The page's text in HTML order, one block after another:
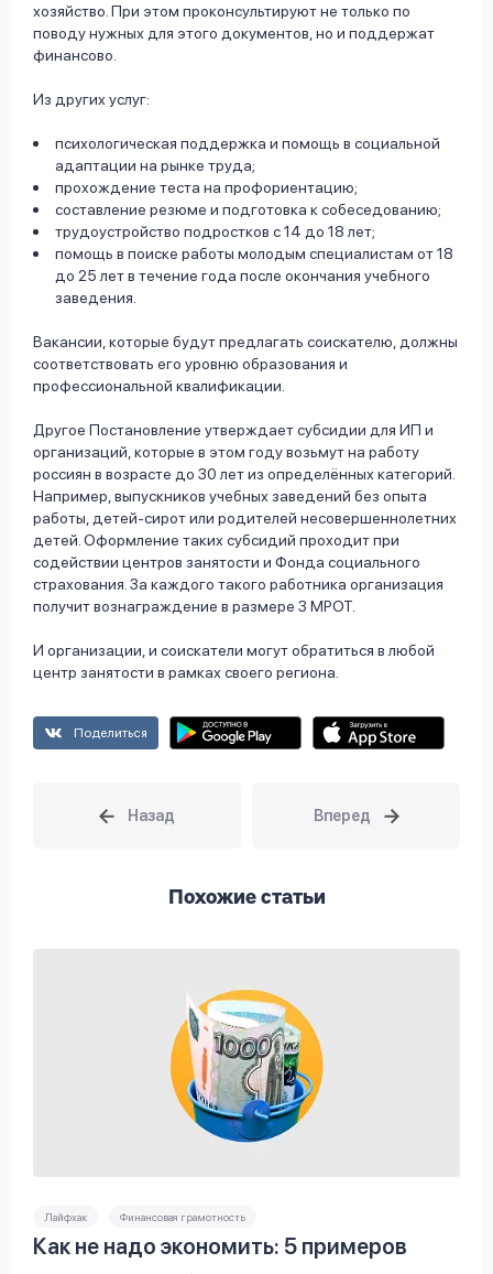
хозяйство. При этом проконсультируют не только по
поводу нужных для этого документов, но и поддержат
финансово.
Из других услуг:
психологическая поддержка и помощь в социальной
адаптации на рынке труда;
прохождение теста на профориентацию;
составление резюме и подготовка к собеседованию;
трудоустройство подростков с 14 до 18 лет;
помощь в поиске работы молодым специалистам от 18
до 25 лет в течение года после окончания учебного
заведения.
Вакансии, которые будут предлагать соискателю, должны
соответствовать его уровню образования и
профессиональной квалификации.
Другое Постановление утверждает субсидии для ИП и
организаций, которые в этом году возьмут на работу
россиян в возрасте до 30 лет из определённых категорий.
Например, выпускников учебных заведений без опыта
работы, детей-сирот или родителей несовершеннолетних
детей. Оформление таких субсидий проходит при
содействии центров занятости и Фонда социального
страхования. За каждого такого работника организация
получит вознаграждение в размере 3 МРОТ.
И организации, и соискатели могут обратиться в любой
центр занятости в рамках своего региона.
Поделиться
Похожие статьи
Лайфхак Финансовая грамотность
Как не надо экономить: 5 примеров